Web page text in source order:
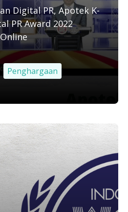
Digital PR, Apotek K-
PR Award 2022
Penghargaan